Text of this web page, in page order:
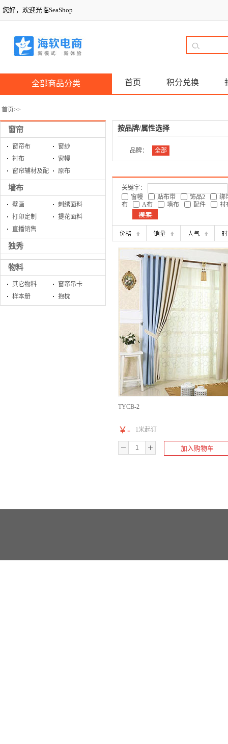
您好，欢迎光临SeaShop
全部商品分类 首页 积分兑换
首页>>
窗帘
窗帘布
窗纱
衬布
窗幔
窗帘辅材及配
件
原布
墙布
壁画
刺绣面料
打印定制
提花面料
直播销售
独秀
物料
其它物料
窗帘吊卡
样本册
抱枕
按品牌/属性选择
品牌： 全部
关键字：
窗幔
贴布带 饰品2
绑
布
A布 墙布 配件 衬
TYCB-2
￥- 1米起订
加入购物车